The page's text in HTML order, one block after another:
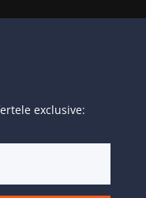
exclusive: